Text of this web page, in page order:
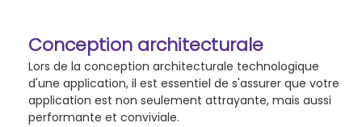
Conception architecturale
Lors de la conception architecturale technologique
d'une application, il est essentiel de s'assurer que votre
application est non seulement attrayante, mais aussi
performante et conviviale.